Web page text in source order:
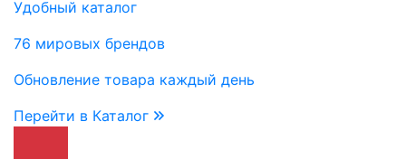
Удобный каталог
76 мировых брендов
Обновление товара каждый день
Перейти в Каталог